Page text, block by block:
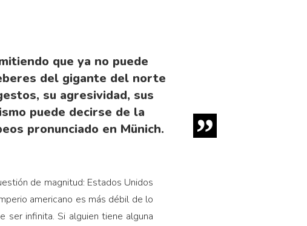
que ya no puede
del gigante del norte
su agresividad, sus
puede decirse de la
pronunciado en Münich.
de magnitud: Estados Unidos
americano es más débil de lo
ser infinita. Si alguien tiene alguna